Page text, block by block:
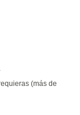
(más de